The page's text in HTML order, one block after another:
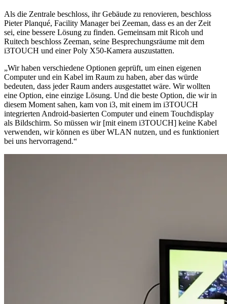
Als die Zentrale beschloss, ihr Gebäude zu renovieren, beschloss
Pieter Planqué, Facility Manager bei Zeeman, dass es an der Zeit
sei, eine bessere Lösung zu finden. Gemeinsam mit Ricoh und
Ruitech beschloss Zeeman, seine Besprechungsräume mit dem
i3TOUCH und einer Poly X50-Kamera auszustatten.
„Wir haben verschiedene Optionen geprüft, um einen eigenen
Computer und ein Kabel im Raum zu haben, aber das würde
bedeuten, dass jeder Raum anders ausgestattet wäre. Wir wollten
eine Option, eine einzige Lösung. Und die beste Option, die wir in
diesem Moment sahen, kam von i3, mit einem im i3TOUCH
integrierten Android-basierten Computer und einem Touchdisplay
als Bildschirm. So müssen wir [mit einem i3TOUCH] keine Kabel
verwenden, wir können es über WLAN nutzen, und es funktioniert
bei uns hervorragend.“